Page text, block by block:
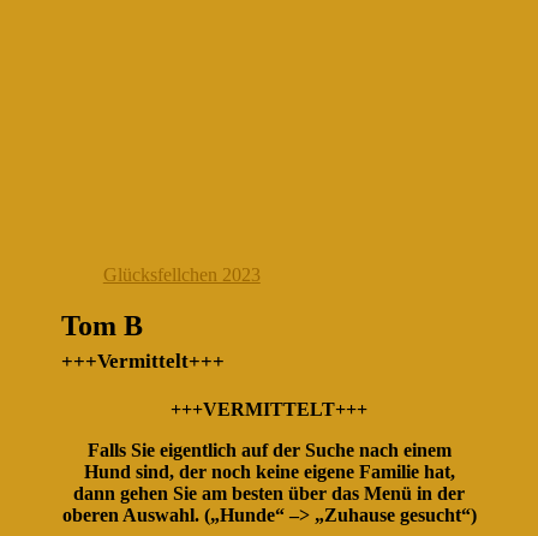
Glücksfellchen 2023
Tom B
+++Vermittelt+++
+++VERMITTELT+++
Falls Sie eigentlich auf der Suche nach einem
Hund sind, der noch keine eigene Familie hat,
dann gehen Sie am besten über das Menü in der
oberen Auswahl. („Hunde“ –> „Zuhause gesucht“)